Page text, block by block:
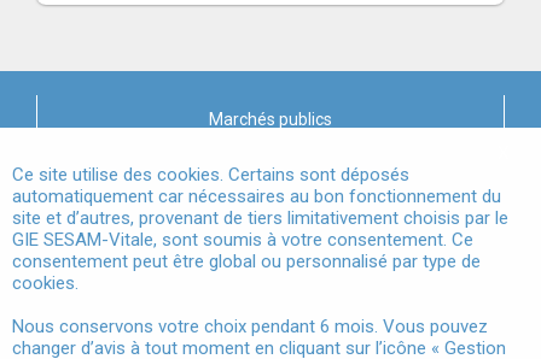
Marchés publics
Mentions légales
Conditions Générales d'Utilisation
Données à Caractère Personnel
Accessibilité
Ce site utilise des cookies. Certains sont déposés
automatiquement car nécessaires au bon fonctionnement du
site et d’autres, provenant de tiers limitativement choisis par le
GIE SESAM-Vitale, sont soumis à votre consentement. Ce
consentement peut être global ou personnalisé par type de
cookies.
Nous conservons votre choix pendant 6 mois. Vous pouvez
changer d’avis à tout moment en cliquant sur l’icône « Gestion